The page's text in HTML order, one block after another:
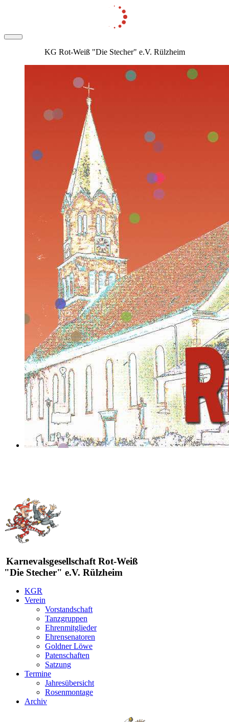
KG Rot-Weiß "Die Stecher" e.V. Rülzheim
Karnevalsgesellschaft Rot-Weiß
"Die Stecher" e.V. Rülzheim
KGR
Verein
Vorstandschaft
Tanzgruppen
Ehrenmitglieder
Ehrensenatoren
Goldner Löwe
Patenschaften
Satzung
Termine
Jahresübersicht
Rosenmontage
Archiv